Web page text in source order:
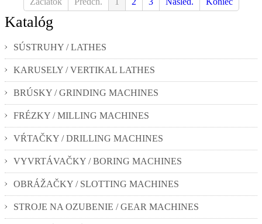
Katalóg
SÚSTRUHY / LATHES
KARUSELY / VERTIKAL LATHES
BRÚSKY / GRINDING MACHINES
FRÉZKY / MILLING MACHINES
VŔTAČKY / DRILLING MACHINES
VYVRTÁVAČKY / BORING MACHINES
OBRÁŽAČKY / SLOTTING MACHINES
STROJE NA OZUBENIE / GEAR MACHINES